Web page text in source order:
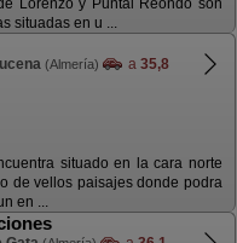
Lorenzo y Puntal Reondo son
situadas en u ...
(Almería) a 35,8
situado en la cara norte
de vellos paisajes donde podra
en ...